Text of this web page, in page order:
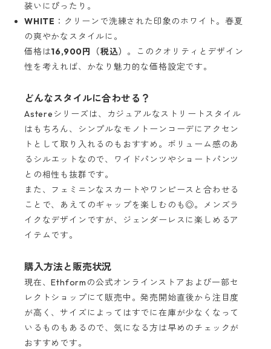
装いにぴったり。
WHITE ：クリーンで洗練された印象のホワイト。春夏
の爽やかなスタイルに。
価格は16,900円（税込） 。このクオリティとデザイン
性を考えれば、かなり魅力的な価格設定です。
どんなスタイルに合わせる？
Astereシリーズは、カジュアルなストリートスタイル
はもちろん、シンプルなモノトーンコーデにアクセン
トとして取り入れるのもおすすめ。ボリューム感のあ
るシルエットなので、ワイドパンツやショートパンツ
との相性も抜群です。
また、フェミニンなスカートやワンピースと合わせる
ことで、あえてのギャップを楽しむのも◎。メンズラ
イクなデザインですが、ジェンダーレスに楽しめるア
イテムです。
購入方法と販売状況
現在、Ethformの公式オンラインストアおよび一部セ
レクトショップにて販売中。発売開始直後から注目度
が高く、サイズによってはすでに在庫が少なくなって
いるものもあるので、気になる方は早めのチェックが
おすすめです。